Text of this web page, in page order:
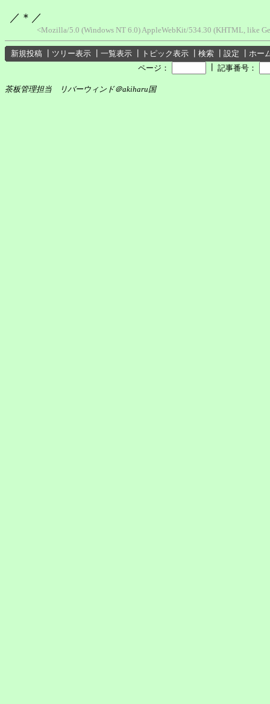
／＊／
<Mozilla/5.0 (Windows NT 6.0) AppleWebKit/534.30 (KHTML, like
新規投稿 ツリー表示 一覧表示 トピック表示 検索 設定
ホー
ページ：
記事番号：
茶板管理担当 リバーウィンド＠akiharu国